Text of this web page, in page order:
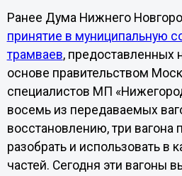
Ранее Дума Нижнего
принятие в муниципальную
трамваев, предоставленных
основе правительством
специалистов МП
восемь из передаваемых
восстановлению, три вагона
разобрать и использовать в
частей. Сегодня эти вагоны